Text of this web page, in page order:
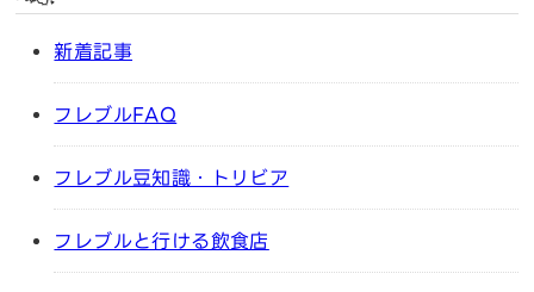
新着記事
フレブルFAQ
フレブル豆知識・トリビア
フレブルと行ける飲食店